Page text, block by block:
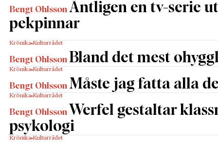
Bengt Ohlsson Äntligen en tv-serie
pekpinnar
Krönika Kulturrådet
Bengt Ohlsson Bland det mest
Krönika Kulturrådet
Bengt Ohlsson Måste jag fatta alla
Krönika Kulturrådet
Bengt Ohlsson Werfel gestaltar
psykologi
Krönika Kulturrådet